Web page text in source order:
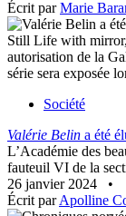
Écrit parMarie
Still Life with
autorisation de la
série sera exposée
Société
Valérie Belin a été
L’Académie des
fauteuil VI de la
26 janvier 2024
•
Écrit parApolline